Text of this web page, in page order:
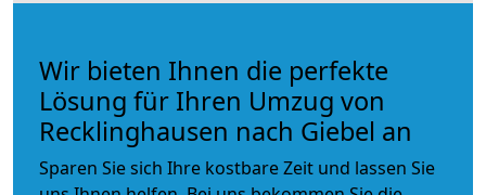
Wir bieten Ihnen die perfekte
Lösung für Ihren Umzug von
Recklinghausen nach Giebel an
Sparen Sie sich Ihre kostbare Zeit und lassen Sie